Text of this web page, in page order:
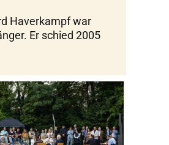
Haverkampf war
Er schied 2005